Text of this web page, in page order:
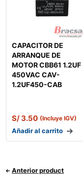
CAPACITOR DE
ARRANQUE DE
MOTOR CBB61 1.2UF
450VAC CAV-
1.2UF450-CAB
S/3.50 (Incluye IGV)
Añadir al carrito
Anterior product